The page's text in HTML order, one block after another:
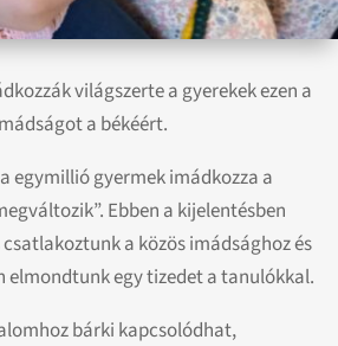
világszerte a gyerekek ezen a
a békéért.
egymillió gyermek imádkozza a
Ebben a kijelentésben
a közös imádsághoz és
elmondtunk egy tizedet a tanulókkal.
bárki kapcsolódhat,